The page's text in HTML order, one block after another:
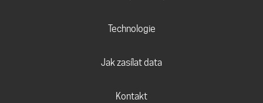
Technologie
Jak zasílat data
Kontakt